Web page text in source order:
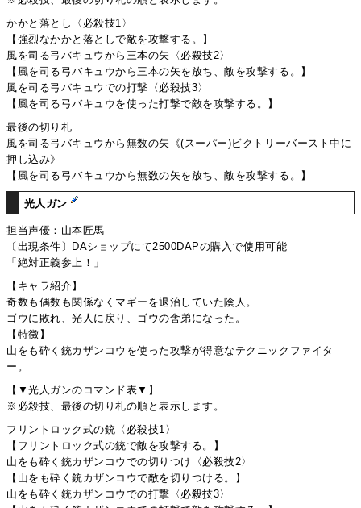
かかと落とし〈必殺技1〉
【強烈なかかと落としで敵を攻撃する。】
風を司る弓バキュウから三本の矢〈必殺技2〉
【風を司る弓バキュウから三本の矢を放ち、敵を攻撃する。】
風を司る弓バキュウでの打撃〈必殺技3〉
【風を司る弓バキュウを使った打撃で敵を攻撃する。】
最後の切り札
風を司る弓バキュウから無数の矢《(スーパー)ビクトリーバースト中に
押し込み》
【風を司る弓バキュウから無数の矢を放ち、敵を攻撃する。】
光人ガン
担当声優：山本匠馬
〔出現条件〕DAショップにて2500DAPの購入で使用可能
「絶対正義参上！」
【キャラ紹介】
奇数も偶数も関係なくマギーを退治していた陰人。
ゴウに敗れ、光人に戻り、ゴウの舎弟になった。
【特徴】
山をも砕く銃カザンコウを使った攻撃が得意なテクニックファイタ
ー。
【▼光人ガンのコマンド表▼】
※必殺技、最後の切り札の順と表示します。
フリントロック式の銃〈必殺技1〉
【フリントロック式の銃で敵を攻撃する。】
山をも砕く銃カザンコウでの切りつけ〈必殺技2〉
【山をも砕く銃カザンコウで敵を切りつける。】
山をも砕く銃カザンコウでの打撃〈必殺技3〉